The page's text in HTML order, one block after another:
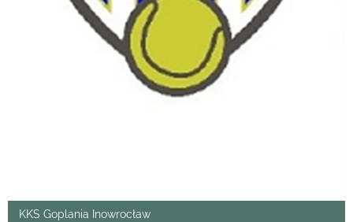
KKS Goplania Inowrocław